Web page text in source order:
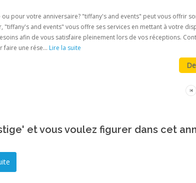
pour votre anniversaire? "tiffany's and events" peut vous offrir
"tiffany's and events" vous offre ses services en mettant à votre
afin de vous satisfaire pleinement lors de vos réceptions.
une rése... Lire la suite
et vous voulez figurer dans cet